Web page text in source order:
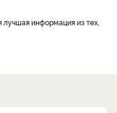
информация из тех,